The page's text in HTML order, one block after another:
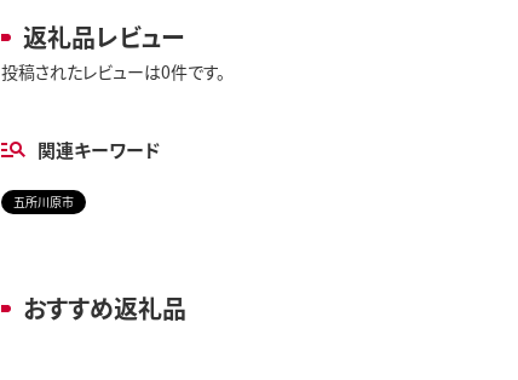
返礼品レビュー
投稿されたレビューは0件です。
関連キーワード
五所川原市
おすすめ返礼品